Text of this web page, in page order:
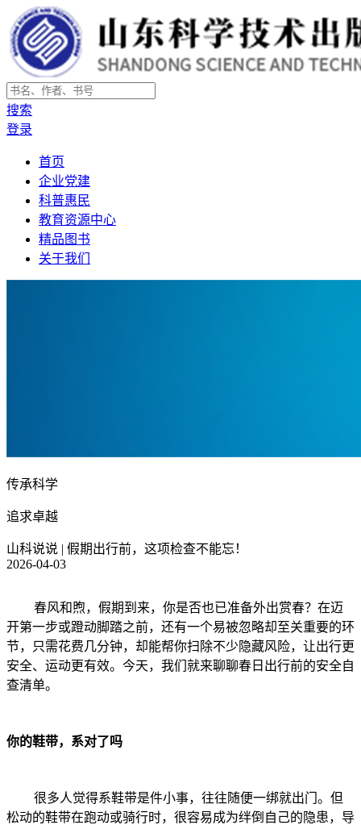
搜索
登录
首页
企业党建
科普惠民
教育资源中心
精品图书
关于我们
传承科学
追求卓越
山科说说 | 假期出行前，这项检查不能忘！
2026-04-03
春风和煦，假期到来，你是否也已准备外出赏春？在迈
开第一步或蹬动脚踏之前，还有一个易被忽略却至关重要的环
节，只需花费几分钟，却能帮你扫除不少隐藏风险，让出行更
安全、运动更有效。今天，我们就来聊聊春日出行前的安全自
查清单。
你的鞋带，系对了吗
很多人觉得系鞋带是件小事，往往随便一绑就出门。但
松动的鞋带在跑动或骑行时，很容易成为绊倒自己的隐患，导